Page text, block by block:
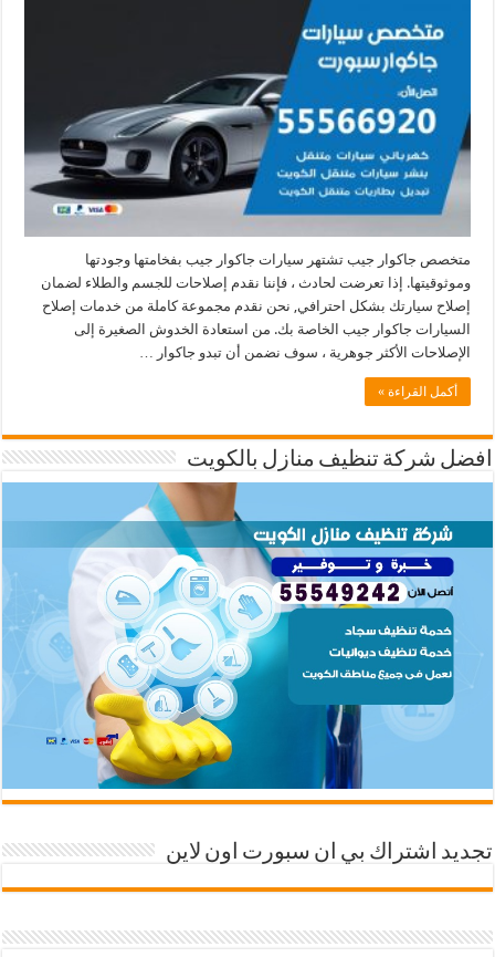
متخصص جاكوار جيب تشتهر سيارات جاكوار جيب بفخامتها وجودتها
وموثوقيتها. إذا تعرضت لحادث ، فإننا نقدم إصلاحات للجسم والطلاء لضمان
إصلاح سيارتك بشكل احترافي, نحن نقدم مجموعة كاملة من خدمات إصلاح
السيارات جاكوار جيب الخاصة بك. من استعادة الخدوش الصغيرة إلى
الإصلاحات الأكثر جوهرية ، سوف نضمن أن تبدو جاكوار …
أكمل القراءة »
افضل شركة تنظيف منازل بالكويت
تجديد اشتراك بي ان سبورت اون لاين